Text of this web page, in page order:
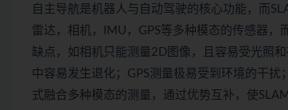
自主导航是机器人与自动驾驶的核心功能，而
雷达，相机，IMU，GPS等多种模态的传感器，
缺点，如相机只能测量2D图像，且容易受光照
中容易发生退化；GPS测量极易受到环境的干
式融合多种模态的测量，通过优势互补，使SLAM